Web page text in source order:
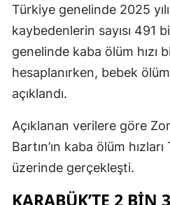
Türkiye genelinde 2025
kaybedenlerin sayısı 491
genelinde kaba ölüm hızı
hesaplanırken, bebek
açıklandı.
Açıklanan verilere göre
Bartın’ın kaba ölüm
üzerinde gerçekleşti.
KARABÜK’TE 2 BİN